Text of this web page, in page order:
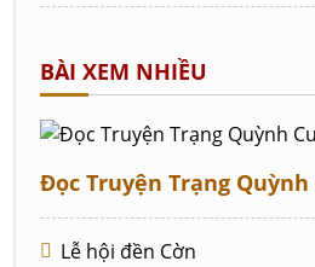
BÀI XEM NHIỀU
Đọc Truyện Trạng
Lễ hội đền Cờn